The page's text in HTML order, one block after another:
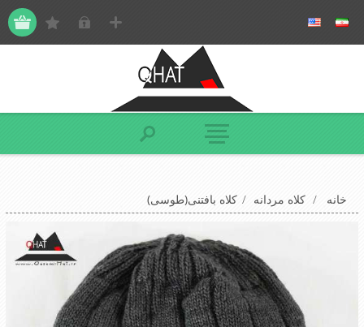
خانه / کلاه مردانه / کلاه بافتنی(طوسی)